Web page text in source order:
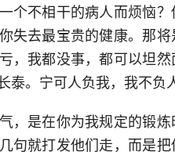
个不相干的病人而烦恼
失去最宝贵的健康。那
，我都没事，都可以坦
泰。宁可人负我，我不负
，是在你为我规定的锻
句就打发他们走，而是